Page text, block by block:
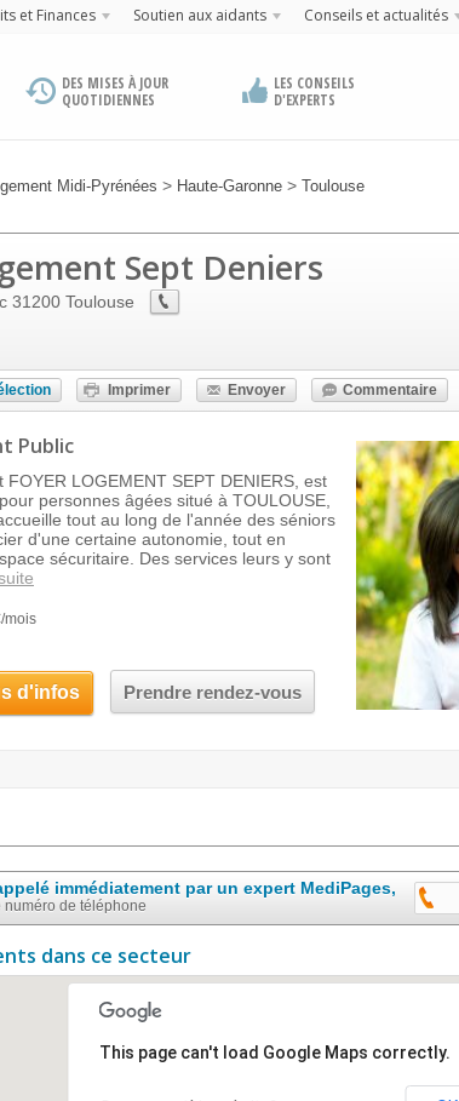
et Finances Soutien aux aidants Conseils et actualités
DES MISES À JOUR
QUOTIDIENNES
LES CONSEILS
D'EXPERTS
Midi-Pyrénées > Haute-Garonne > Toulouse
Sept Deniers
31200 Toulouse
Imprimer Envoyer Commentaire
Public
FOYER LOGEMENT SEPT DENIERS, est
personnes âgées situé à TOULOUSE,
tout au long de l'année des séniors
d'une certaine autonomie, tout en
sécuritaire. Des services leurs y sont
mois
d'infos Prendre rendez-vous
immédiatement par un expert MediPages,
numéro de téléphone
dans ce secteur
This page can't load Google Maps correctly.